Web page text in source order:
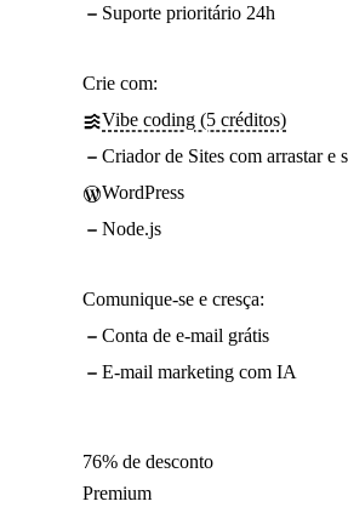
Suporte prioritário 24h
Crie com:
Vibe coding (5 créditos)
Criador de Sites com arrastar e
WordPress
Node.js
Comunique-se e cresça:
Conta de e-mail grátis
E-mail marketing com IA
76% de desconto
Premium